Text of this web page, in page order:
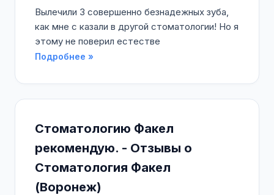
Вылечили 3 совершенно безнадежных зуба,
как мне с казали в другой стоматологии! Но я
этому не поверил естестве
Подробнее »
Стоматологию Факел
рекомендую. - Отзывы о
Стоматология Факел
(Воронеж)